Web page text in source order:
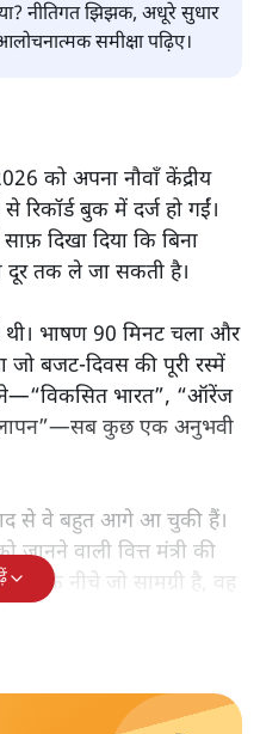
नीतिगत झिझक, अधूरे सुधार
समीक्षा पढ़िए।
को अपना नौवाँ केंद्रीय
बुक में दर्ज हो गईं।
दिखा दिया कि बिना
दूर तक ले जा सकती है।
थी। भाषण 90 मिनट चला और
बजट‑दिवस की पूरी रस्में
भारत”, “ऑरेंज
कुछ एक अनुभवी
से वे बहुत आगे आ चुकी हैं।
जानने वाली वित्त मंत्री की
के नीचे जो सामग्री है, वह